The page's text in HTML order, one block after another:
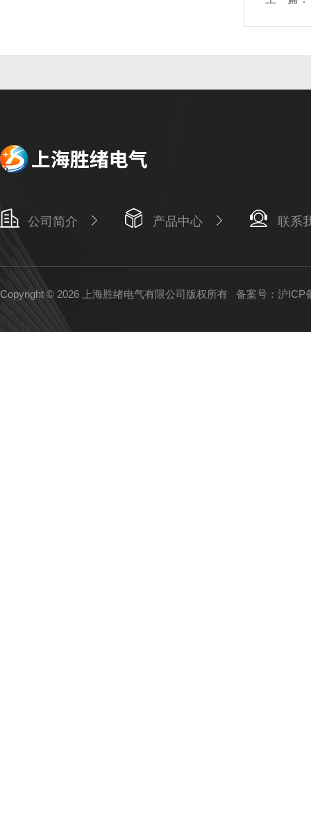
公司简介 产品中心 联系
Copyright © 2026 上海胜绪电气有限公司版权所有 备案号：沪ICP